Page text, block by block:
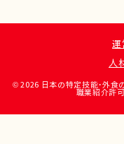
運
人
© 2026 日本の特定技能・外食
職業紹介許